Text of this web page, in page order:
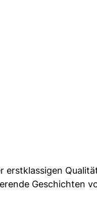
erstklassigen
Geschichten